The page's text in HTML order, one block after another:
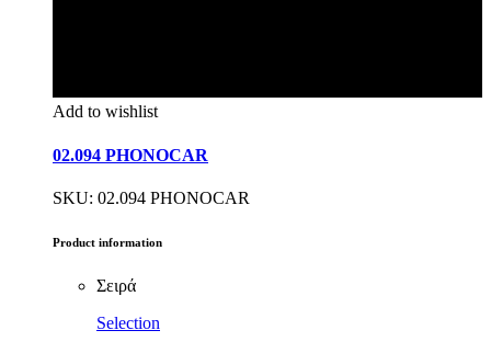
Add to wishlist
02.094 PHONOCAR
SKU: 02.094 PHONOCAR
Product information
Σειρά
Selection